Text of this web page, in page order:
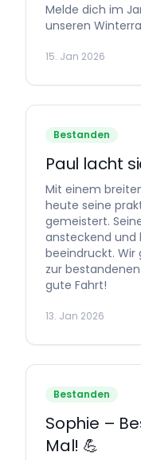
Melde dich im
unseren
15. Jan 2026
Bestanden
Paul lacht
Mit einem
heute seine
gemeistert.
ansteckend und
beeindruckt. Wir
zur
gute Fahrt!
13. Jan 2026
Bestanden
Sophie –
Mal! 💪